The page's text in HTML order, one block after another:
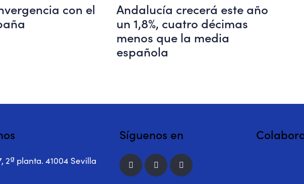
con el
Andalucía crecerá este año
un 1,8%, cuatro décimas
menos que la media
española
2ª planta. 41004 Sevilla
Síguenos en